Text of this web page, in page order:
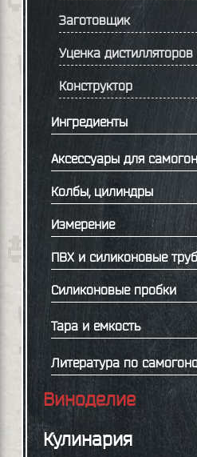
Заготовщик
Уценка дистилляторов
Конструктор
Ингредиенты
Аксессуары для
Колбы, цилиндры
Измерение
ПВХ и силиконовые
Силиконовые пробки
Тара и емкость
Литература по
Виноделие
Кулинария